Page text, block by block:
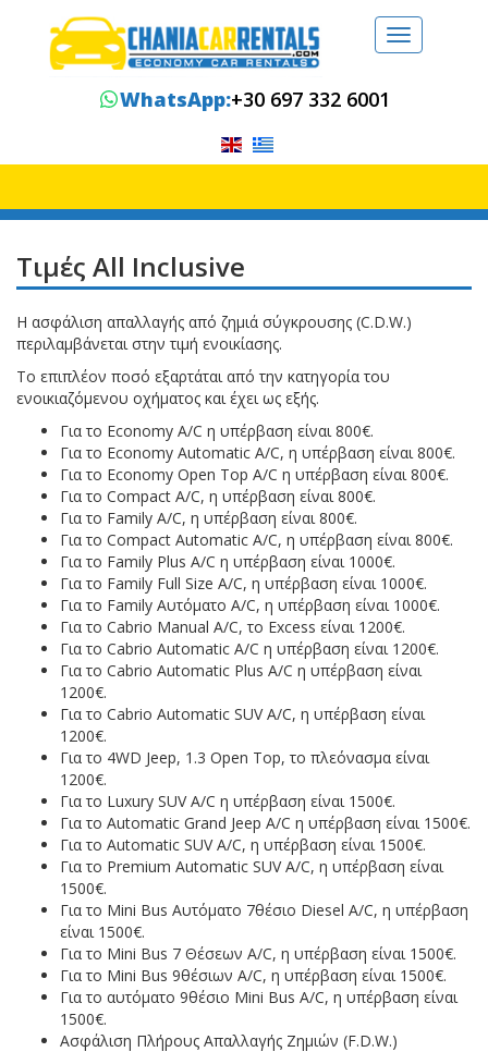
Toggle
navigation
WhatsApp:+30 697 332 6001
Τιμές All Inclusive
Η ασφάλιση απαλλαγής από ζημιά σύγκρουσης (C.D.W.)
περιλαμβάνεται στην τιμή ενοικίασης.
Το επιπλέον ποσό εξαρτάται από την κατηγορία του
ενοικιαζόμενου οχήματος και έχει ως εξής.
Για το Economy A/C η υπέρβαση είναι 800€.
Για το Economy Automatic A/C, η υπέρβαση είναι 800€.
Για το Economy Open Top A/C η υπέρβαση είναι 800€.
Για το Compact A/C, η υπέρβαση είναι 800€.
Για το Family A/C, η υπέρβαση είναι 800€.
Για το Compact Automatic A/C, η υπέρβαση είναι 800€.
Για το Family Plus A/C η υπέρβαση είναι 1000€.
Για τo Family Full Size A/C, η υπέρβαση είναι 1000€.
Για το Family Αυτόματο A/C, η υπέρβαση είναι 1000€.
Για το Cabrio Manual A/C, το Excess είναι 1200€.
Για το Cabrio Automatic A/C η υπέρβαση είναι 1200€.
Για το Cabrio Automatic Plus A/C η υπέρβαση είναι
1200€.
Για το Cabrio Automatic SUV A/C, η υπέρβαση είναι
1200€.
Για το 4WD Jeep, 1.3 Open Top, το πλεόνασμα είναι
1200€.
Για το Luxury SUV A/C η υπέρβαση είναι 1500€.
Για το Automatic Grand Jeep A/C η υπέρβαση είναι 1500€.
Για το Automatic SUV A/C, η υπέρβαση είναι 1500€.
Για το Premium Automatic SUV A/C, η υπέρβαση είναι
1500€.
Για το Mini Bus Αυτόματο 7θέσιο Diesel A/C, η υπέρβαση
είναι 1500€.
Για το Mini Bus 7 Θέσεων A/C, η υπέρβαση είναι 1500€.
Για το Mini Bus 9θέσιων A/C, η υπέρβαση είναι 1500€.
Για το αυτόματο 9θέσιο Mini Bus A/C, η υπέρβαση είναι
1500€.
Ασφάλιση Πλήρους Απαλλαγής Ζημιών (F.D.W.)